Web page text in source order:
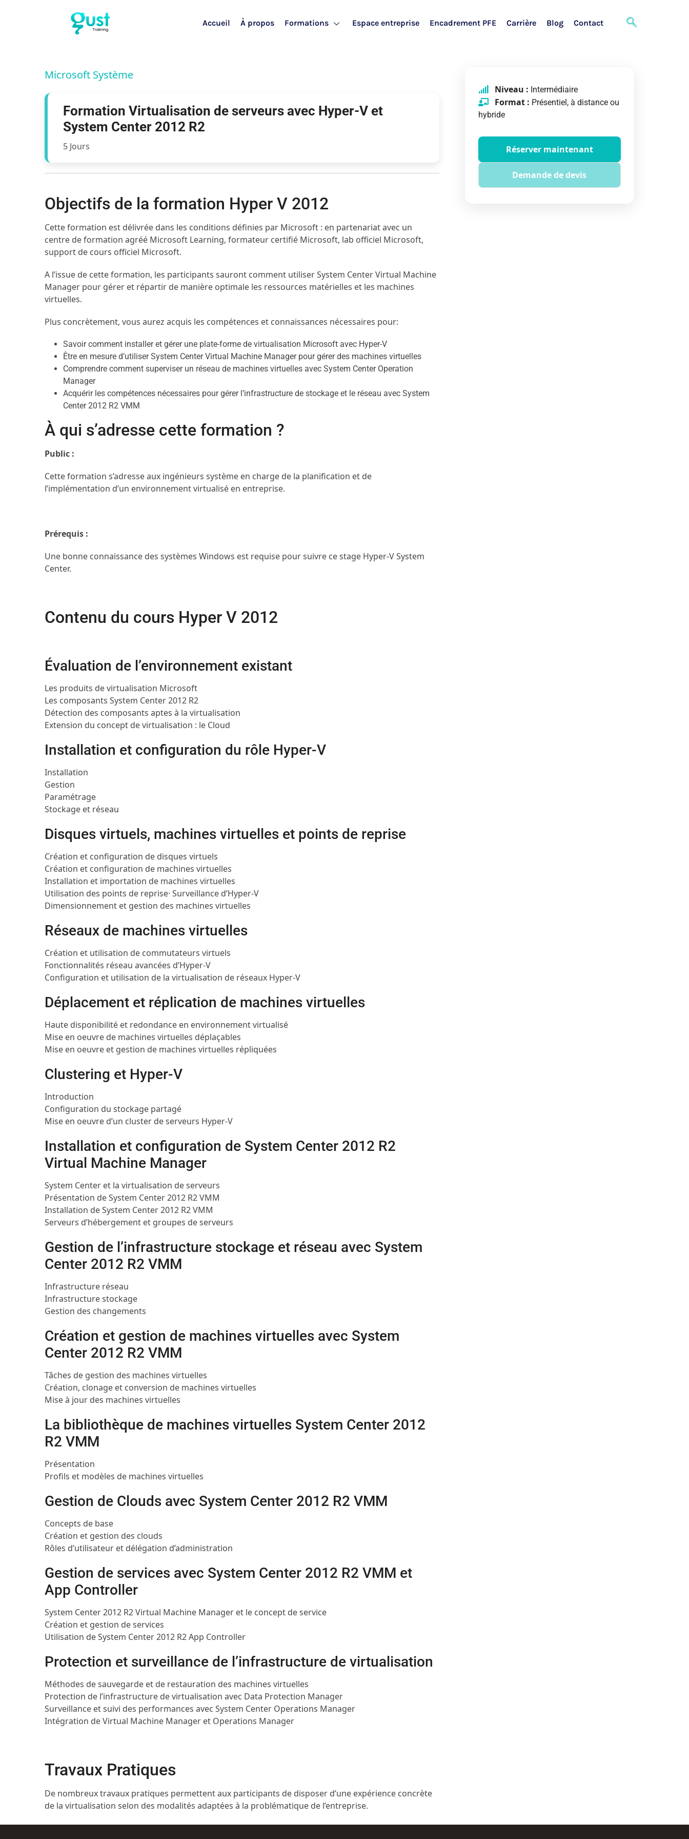
Accueil À propos Formations Espace entreprise Encadrement PFE Carrière Blog Contact
Microsoft Système
Formation Virtualisation de serveurs avec Hyper-V et
System Center 2012 R2
5 Jours
Objectifs de la formation Hyper V 2012
Cette formation est délivrée dans les conditions définies par Microsoft : en partenariat avec un
centre de formation agréé Microsoft Learning, formateur certifié Microsoft, lab officiel Microsoft,
support de cours officiel Microsoft.
A l’issue de cette formation, les participants sauront comment utiliser System Center Virtual Machine
Manager pour gérer et répartir de manière optimale les ressources matérielles et les machines
virtuelles.
Plus concrètement, vous aurez acquis les compétences et connaissances nécessaires pour:
Savoir comment installer et gérer une plate-forme de virtualisation Microsoft avec Hyper-V
Être en mesure d’utiliser System Center Virtual Machine Manager pour gérer des machines virtuelles
Comprendre comment superviser un réseau de machines virtuelles avec System Center Operation
Manager
Acquérir les compétences nécessaires pour gérer l’infrastructure de stockage et le réseau avec System
Center 2012 R2 VMM
À qui s’adresse cette formation ?
Public :
Cette formation s’adresse aux ingénieurs système en charge de la planification et de
l’implémentation d’un environnement virtualisé en entreprise.
Prérequis :
Une bonne connaissance des systèmes Windows est requise pour suivre ce stage Hyper-V System
Center.
Contenu du cours Hyper V 2012
Évaluation de l’environnement existant
Les produits de virtualisation Microsoft
Les composants System Center 2012 R2
Détection des composants aptes à la virtualisation
Extension du concept de virtualisation : le Cloud
Installation et configuration du rôle Hyper-V
Installation
Gestion
Paramétrage
Stockage et réseau
Disques virtuels, machines virtuelles et points de reprise
Création et configuration de disques virtuels
Création et configuration de machines virtuelles
Installation et importation de machines virtuelles
Utilisation des points de reprise· Surveillance d’Hyper-V
Dimensionnement et gestion des machines virtuelles
Réseaux de machines virtuelles
Création et utilisation de commutateurs virtuels
Fonctionnalités réseau avancées d’Hyper-V
Configuration et utilisation de la virtualisation de réseaux Hyper-V
Déplacement et réplication de machines virtuelles
Haute disponibilité et redondance en environnement virtualisé
Mise en oeuvre de machines virtuelles déplaçables
Mise en oeuvre et gestion de machines virtuelles répliquées
Clustering et Hyper-V
Introduction
Configuration du stockage partagé
Mise en oeuvre d’un cluster de serveurs Hyper-V
Installation et configuration de System Center 2012 R2
Virtual Machine Manager
System Center et la virtualisation de serveurs
Présentation de System Center 2012 R2 VMM
Installation de System Center 2012 R2 VMM
Serveurs d’hébergement et groupes de serveurs
Gestion de l’infrastructure stockage et réseau avec System
Center 2012 R2 VMM
Infrastructure réseau
Infrastructure stockage
Gestion des changements
Création et gestion de machines virtuelles avec System
Center 2012 R2 VMM
Tâches de gestion des machines virtuelles
Création, clonage et conversion de machines virtuelles
Mise à jour des machines virtuelles
La bibliothèque de machines virtuelles System Center 2012
R2 VMM
Présentation
Profils et modèles de machines virtuelles
Gestion de Clouds avec System Center 2012 R2 VMM
Concepts de base
Création et gestion des clouds
Rôles d’utilisateur et délégation d’administration
Gestion de services avec System Center 2012 R2 VMM et
App Controller
System Center 2012 R2 Virtual Machine Manager et le concept de service
Création et gestion de services
Utilisation de System Center 2012 R2 App Controller
Protection et surveillance de l’infrastructure de virtualisation
Méthodes de sauvegarde et de restauration des machines virtuelles
Protection de l’infrastructure de virtualisation avec Data Protection Manager
Surveillance et suivi des performances avec System Center Operations Manager
Intégration de Virtual Machine Manager et Operations Manager
Travaux Pratiques
De nombreux travaux pratiques permettent aux participants de disposer d’une expérience concrète
de la virtualisation selon des modalités adaptées à la problématique de l’entreprise.
Niveau : Intermédiaire
Format : Présentiel, à distance ou
hybride
Réserver maintenant
Demande de devis